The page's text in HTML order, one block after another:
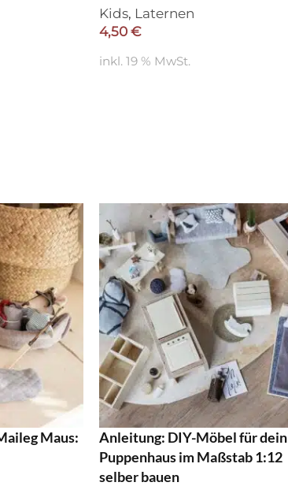
Kids, Laternen
4,50 €
inkl. 19 % MwSt.
Maus:
Anleitung: DIY-Möbel für dein
Puppenhaus im Maßstab 1:12
selber bauen